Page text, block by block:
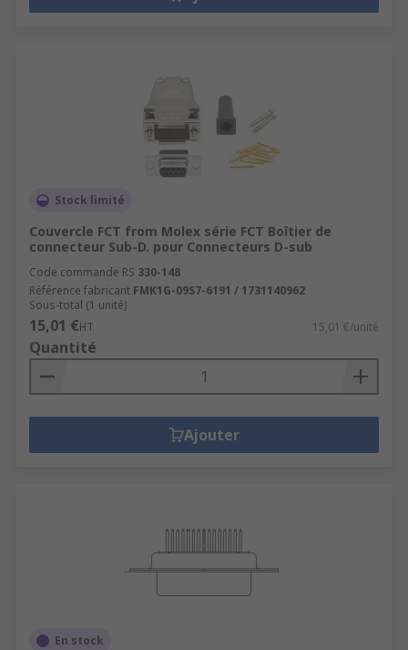
Stock limité
Couvercle FCT from Molex série FCT Boîtier de
connecteur Sub-D. pour Connecteurs D-sub
Code commande RS 330-148
Référence fabricant FMK1G-09S7-6191 / 1731140962
Sous-total (1 unité)
15,01 €HT 15,01 €/unité
Quantité
Ajouter
En stock